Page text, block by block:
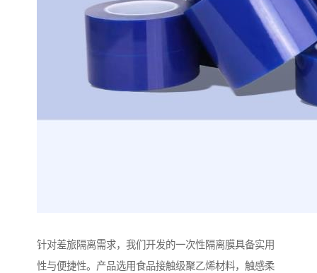
针对差旅隔离需求，我们开发的一次性隔离膜具备实用
性与便捷性。产品选用食品接触级聚乙烯材料，触感柔